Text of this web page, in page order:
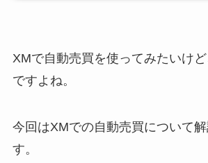
XMで自動売買を使ってみたいけ
ですよね。
今回はXMでの自動売買について
す。